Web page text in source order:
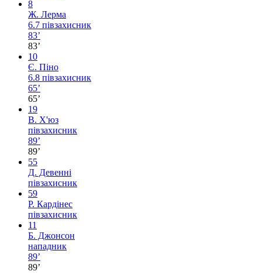
8
Ж. Лерма
6.7 півзахисник
83’
83’
10
Є. Піно
6.8 півзахисник
65’
65’
19
В. Х'юз
півзахисник
89’
89’
55
Д. Девенні
півзахисник
59
Р. Кардінес
півзахисник
11
Б. Джонсон
нападник
89’
89’